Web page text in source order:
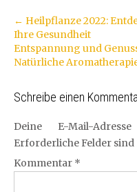
Artikel-
Navigation
← Heilpflanze 2022:
Ihre Gesundheit
Entspannung und
Natürliche
Schreibe einen
Deine E-Mail-
Erforderliche Felder sind
Kommentar *